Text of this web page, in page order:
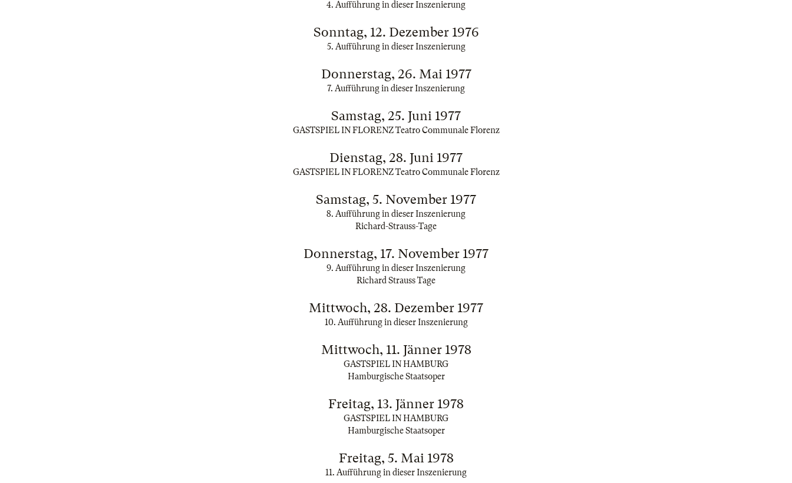
4. Aufführung in dieser Inszenierung
Sonntag, 12. Dezember 1976
5. Aufführung in dieser Inszenierung
Donnerstag, 26. Mai 1977
7. Aufführung in dieser Inszenierung
Samstag, 25. Juni 1977
GASTSPIEL IN FLORENZ Teatro Communale Florenz
Dienstag, 28. Juni 1977
GASTSPIEL IN FLORENZ Teatro Communale Florenz
Samstag, 5. November 1977
8. Aufführung in dieser Inszenierung
Richard-Strauss-Tage
Donnerstag, 17. November 1977
9. Aufführung in dieser Inszenierung
Richard Strauss Tage
Mittwoch, 28. Dezember 1977
10. Aufführung in dieser Inszenierung
Mittwoch, 11. Jänner 1978
GASTSPIEL IN HAMBURG
Hamburgische Staatsoper
Freitag, 13. Jänner 1978
GASTSPIEL IN HAMBURG
Hamburgische Staatsoper
Freitag, 5. Mai 1978
11. Aufführung in dieser Inszenierung